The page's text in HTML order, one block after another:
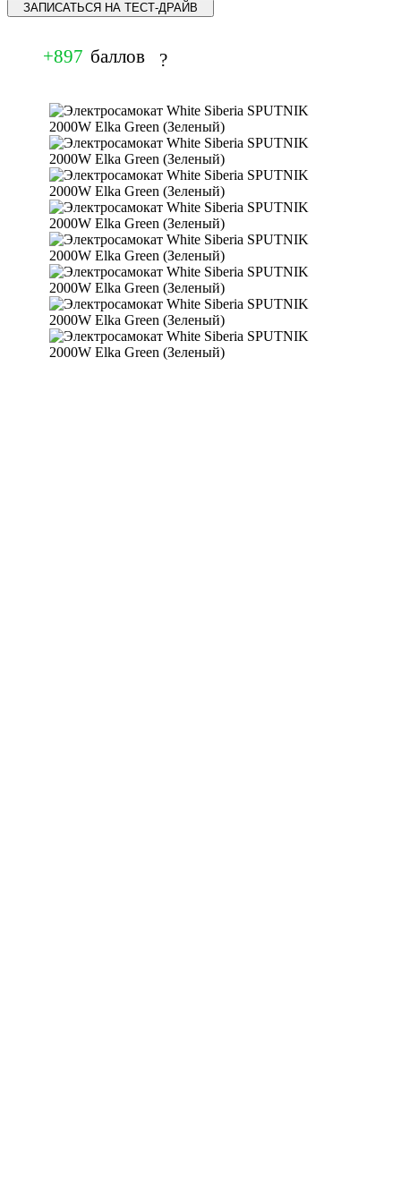
ЗАПИСАТЬСЯ НА ТЕСТ-ДРАЙВ
+897 баллов ?